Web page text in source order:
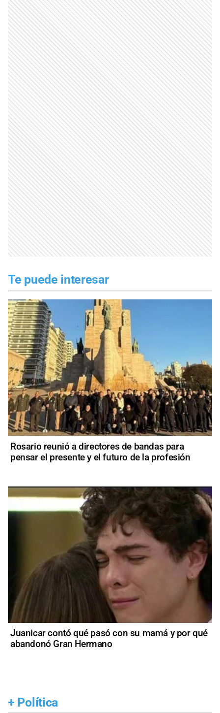
Te puede interesar
Rosario reunió a directores de bandas para
pensar el presente y el futuro de la profesión
Juanicar contó qué pasó con su mamá y por qué
abandonó Gran Hermano
+ Política